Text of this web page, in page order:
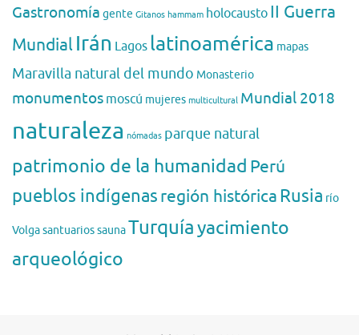
Gastronomía gente Gitanos hammam holocausto II Guerra
MundialIrán Lagos latinoamérica mapas
Maravilla natural del mundo Monasterio
monumentos moscú mujeres multicultural Mundial 2018
naturaleza nómadas parque natural
patrimonio de la humanidad Perú
pueblos indígenasregión históricaRusia río
VolgasantuariossaunaTurquíayacimiento
arqueológico